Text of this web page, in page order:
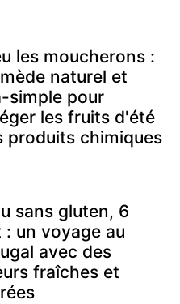
les moucherons :
naturel et
simple pour
les fruits d'été
produits chimiques
sans gluten, 6
: un voyage au
avec des
fraîches et